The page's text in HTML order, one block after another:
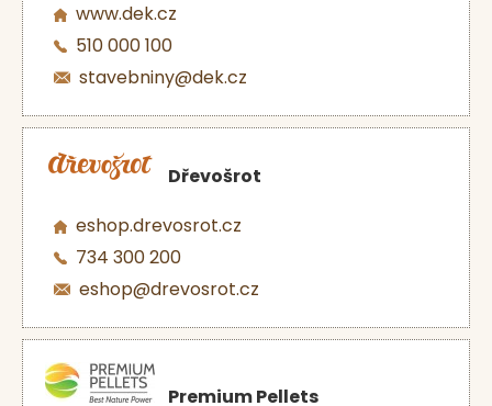
www.dek.cz
510 000 100
stavebniny@dek.cz
Dřevošrot
eshop.drevosrot.cz
734 300 200
eshop@drevosrot.cz
Premium Pellets